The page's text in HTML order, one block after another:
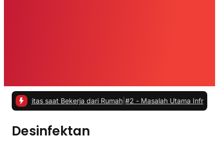
saat Bekerja dari Rumah |#2 -Masalah Utama Infrastruktur
Desinfektan